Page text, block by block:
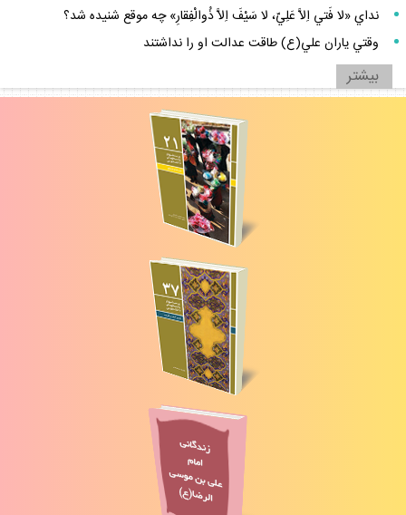
نداي «لا فَتي اِلاَّ عَلِيّ، لا سَيْفَ اِلاَّ ذُوالْفِقارِ» چه موقع شنيده شد؟
وقتي ياران علي(ع) طاقت عدالت او را نداشتند
بيشتر